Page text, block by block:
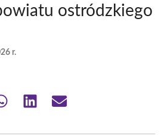
ostródzkiego
r.
Share Share Share